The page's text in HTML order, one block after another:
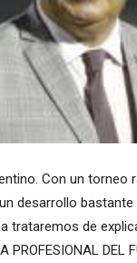
Con un torneo
desarrollo bastante
trataremos de
PROFESIONAL DEL